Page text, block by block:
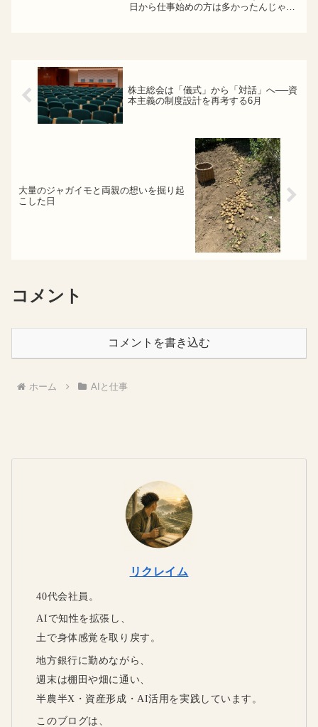
日から仕事始めの方は多かったんじゃな
株主総会は「儀式」から「対話」へ──資
本主義の制度設計を再考する6月
大量のジャガイモと両親の想いを掘り起
こした日
コメント
コメントを書き込む
ホーム AIと仕事
リクレイム
40代会社員。
AIで知性を拡張し、
土で身体感覚を取り戻す。
地方銀行に勤めながら、
週末は棚田や畑に通い、
半農半X・資産形成・AI活用を実践しています。
このブログは、